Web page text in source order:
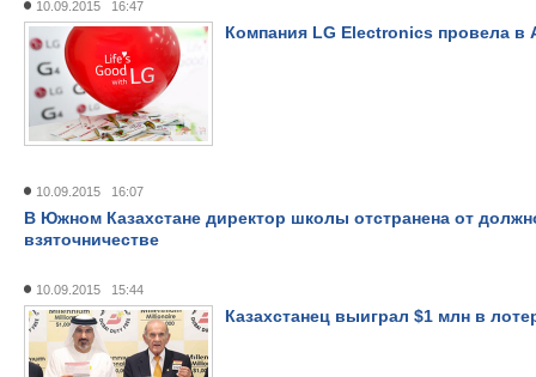
10.09.2015 16:47
Компания LG Electronics провела
10.09.2015 16:07
В Южном Казахстане директор школы отстранена от
взяточничестве
10.09.2015 15:44
Казахстанец выиграл $1 млн в